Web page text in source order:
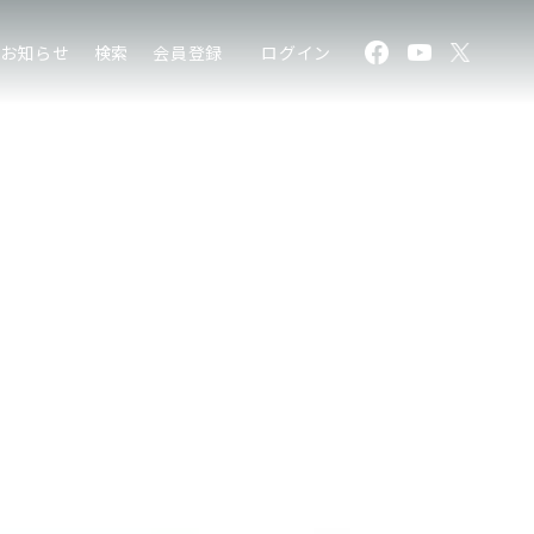
お知らせ 検索 会員登録 ログイン